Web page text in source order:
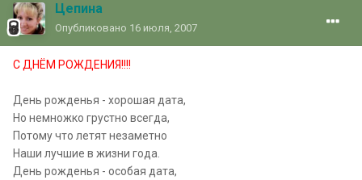
Цепина
Опубликовано 16 июля, 2007
С ДНЁМ РОЖДЕНИЯ!!!!
День рожденья - хорошая дата,
Но немножко грустно всегда,
Потому что летят незаметно
Наши лучшие в жизни года.
День рожденья - особая дата,